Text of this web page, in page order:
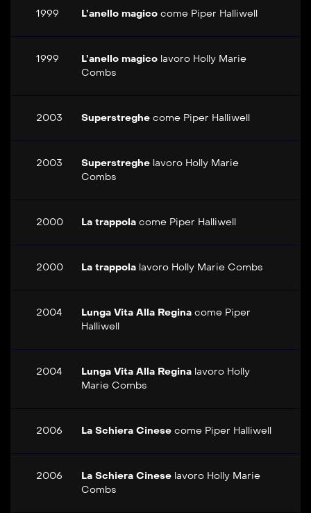
1999 L’anello magico come Piper Halliwell
1999 L’anello magico lavoro Holly Marie
Combs
2003 Superstreghe come Piper Halliwell
2003 Superstreghe lavoro Holly Marie
Combs
2000 La trappola come Piper Halliwell
2000 La trappola lavoro Holly Marie Combs
2004 Lunga Vita Alla Regina come Piper
Halliwell
2004 Lunga Vita Alla Regina lavoro Holly
Marie Combs
2006 La Schiera Cinese come Piper Halliwell
2006 La Schiera Cinese lavoro Holly Marie
Combs